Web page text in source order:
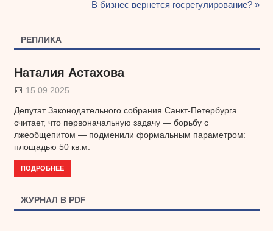
записям
Следующая
запись:
В бизнес вернется госрегулирование?
РЕПЛИКА
Наталия Астахова
15.09.2025
Депутат Законодательного собрания Санкт-Петербурга
считает, что первоначальную задачу — борьбу с
лжеобщепитом — подменили формальным параметром:
площадью 50 кв.м.
ПОДРОБНЕЕ
ЖУРНАЛ В PDF